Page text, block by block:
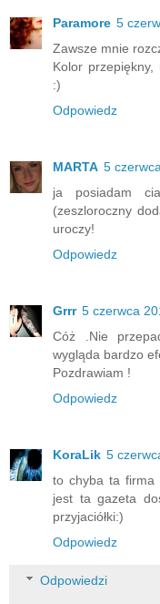
Paramore 5
Zawsze mnie
Kolor
:)
Odpowiedz
MARTA 5
ja posiadam
(zeszloroczny
uroczy!
Odpowiedz
Grrr 5 czerwca
Cóż .Nie
wygląda bardzo
Pozdrawiam !
Odpowiedz
KoraLik 5
to chyba ta firma
jest ta gazeta
przyjaciółki:)
Odpowiedz
Odpowiedzi